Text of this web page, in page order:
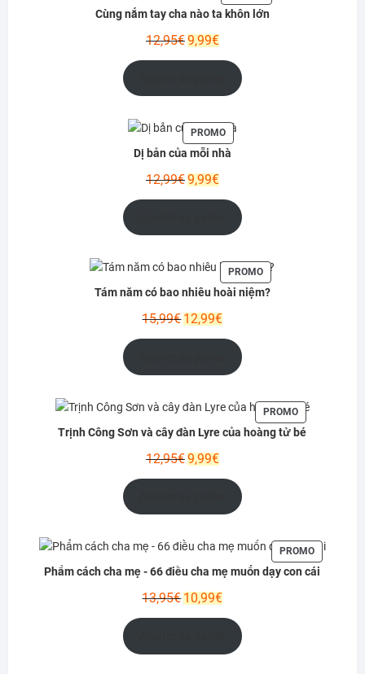
EN
Cùng nắm tay cha nào ta khôn lớn
12,95€Le
9,99€Le
actuel
est :
PROMOPRODUIT
EN
Dị bản của mỗi nhà
12,99€Le
9,99€Le
actuel
est :
PROMOPRODUIT
EN
Tám năm có bao nhiêu hoài niệm?
15,99€Le
12,99€Le
actuel
est :
PROMOPRODUIT
EN
Trịnh Công Sơn và cây đàn Lyre của hoàng tử bé
12,95€Le
9,99€Le
actuel
est :
PROMOPRODUIT
EN
Phẩm cách cha mẹ - 66 điều cha mẹ muốn dạy con cái
13,95€Le
10,99€Le
actuel
est :